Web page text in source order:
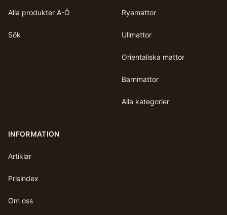
Alla produkter A-Ö
Sök
Ryamattor
Ullmattor
Orientaliska mattor
Barnmattor
Alla kategorier
INFORMATION
Artiklar
Prisindex
Om oss